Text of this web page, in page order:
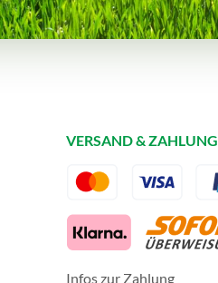
VERSAND & ZAHLUNG
Infos zur Zahlung